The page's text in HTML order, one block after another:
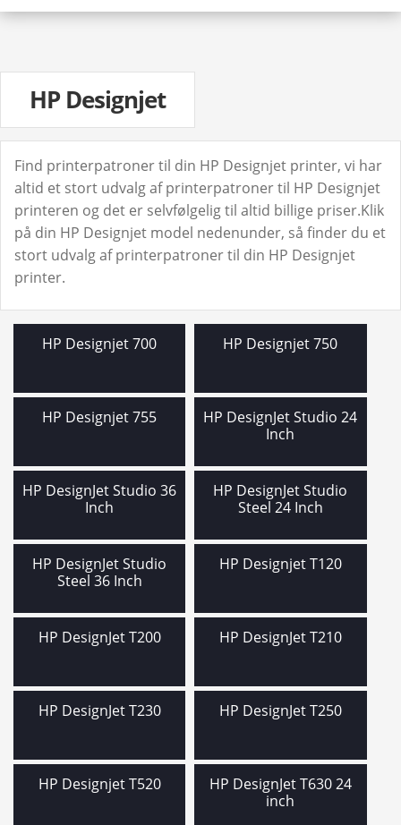
HP Fax
HP Laserjet P
HP Laserjet Pro
HP Neverstop
HP Officejet
HP Officejet pro
HP Pagewide
HP Photosmart
HP PSC
HP TopShot
Lexmark
Samsung
Xerox
PAPIR
INFORMATION
HP Designjet
Find printerpatroner til din HP Designjet printer, vi har
altid et stort udvalg af printerpatroner til HP Designjet
printeren og det er selvfølgelig til altid billige priser.Klik
på din HP Designjet model nedenunder, så finder du et
stort udvalg af printerpatroner til din HP Designjet
printer.
HP Designjet 700 HP Designjet 750
HP Designjet 755
HP DesignJet Studio 24
Inch
HP DesignJet Studio 36
Inch
HP DesignJet Studio
Steel 24 Inch
HP DesignJet Studio
Steel 36 Inch
HP Designjet T120
HP DesignJet T200 HP DesignJet T210
HP DesignJet T230 HP DesignJet T250
HP Designjet T520
HP DesignJet T630 24
inch